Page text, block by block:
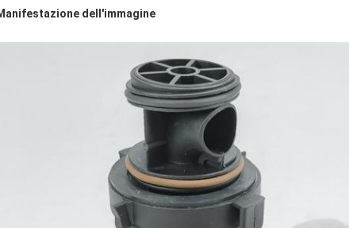
dell'immagine